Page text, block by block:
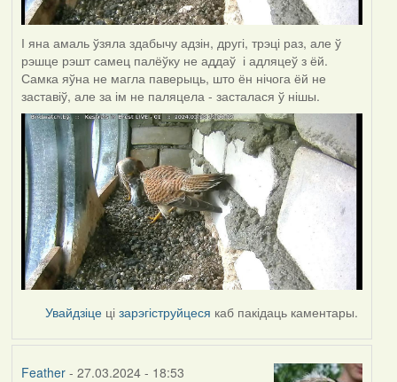
І яна амаль ўзяла здабычу адзін, другі, трэці раз, але ў
рэшце рэшт самец палёўку не аддаў і адляцеў з ёй.
Самка яўна не магла паверыць, што ён нічога ёй не
заставіў, але за ім не паляцела - засталася ў нішы.
Увайдзіце цізарэгіструйцеся каб пакідаць каментары.
Feather- 27.03.2024 - 18:53